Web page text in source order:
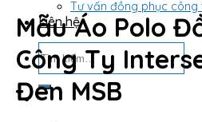
Tư vấn đồng phục công
Liên hệ
Tìm
kiếm:
Mẫu Áo Polo
Công Ty
Đen MSB